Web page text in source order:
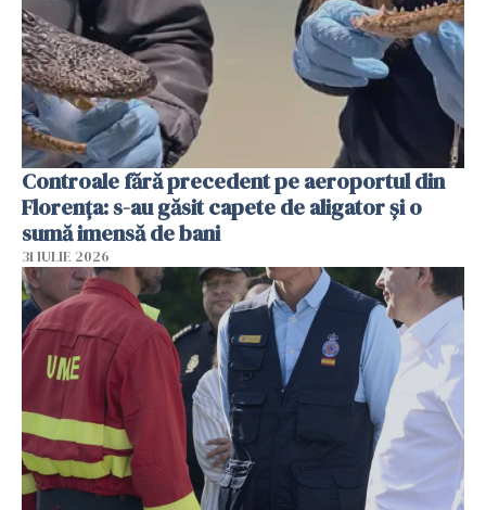
Controale fără precedent pe aeroportul din
Florența: s-au găsit capete de aligator și o
sumă imensă de bani
31 IULIE 2026